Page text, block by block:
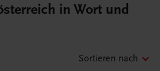
in Wort und
Sortieren nach